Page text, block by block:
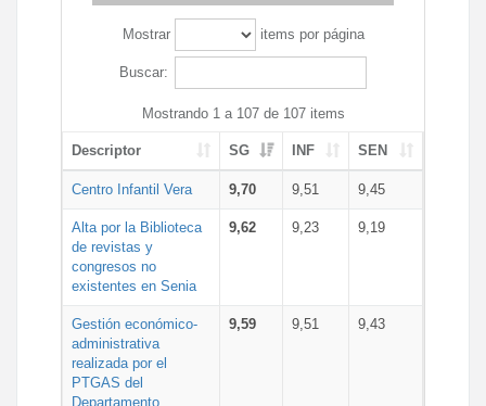
Mostrar items por página
Buscar:
Mostrando 1 a 107 de 107 items
Descriptor SG INF SEN
Centro Infantil Vera 9,70 9,51 9,45
Alta por la Biblioteca
de revistas y
congresos no
existentes en Senia
9,62 9,23 9,19
Gestión económico-
administrativa
realizada por el
PTGAS del
Departamento
9,59 9,51 9,43